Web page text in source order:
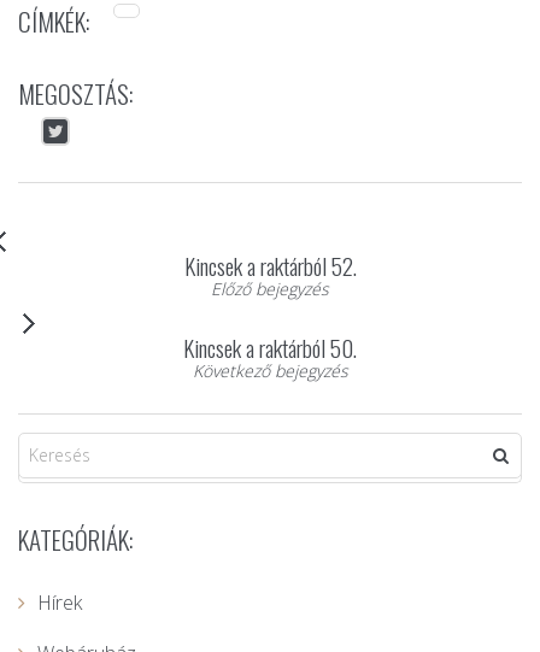
CÍMKÉK:
MEGOSZTÁS:
Kincsek a raktárból 52.
Előző bejegyzés
Kincsek a raktárból 50.
Következő bejegyzés
KATEGÓRIÁK:
Hírek